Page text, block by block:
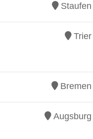
Staufen
Trier
Bremen
Augsburg